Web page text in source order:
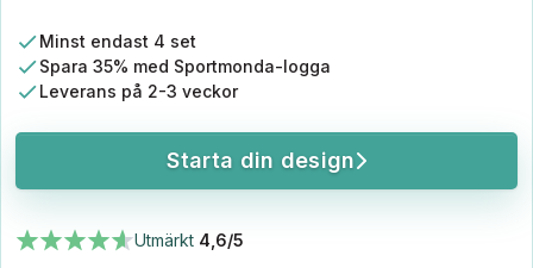
Minst endast 4 set
Spara 35% med Sportmonda-logga
Leverans på 2-3 veckor
Starta din design
Utmärkt 4,6/5